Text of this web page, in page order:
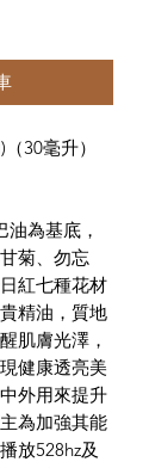
30毫升）
油為基底，
菊、勿忘
紅七種花材
精油，質地
肌膚光澤，
健康透亮美
外用來提升
為加強其能
放528hz及